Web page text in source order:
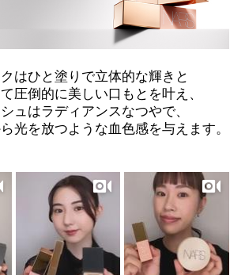
はひと塗りで立体的な輝きと
圧倒的に美しい口もとを叶え、
ュはラディアンスなつやで、
光を放つような血色感を与えます。